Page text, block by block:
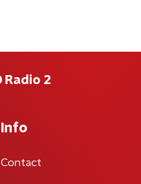
Radio 2
Info
Contact